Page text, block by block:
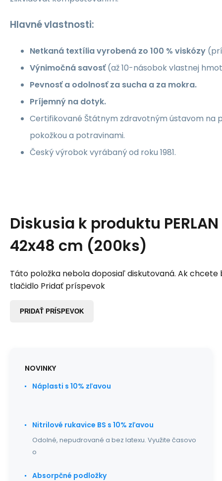
Hlavné vlastnosti:
Netkaná textília vyrobená zo 100 % viskózy
Výnimočná savosť(až 10-násobok vlastnej
Pevnosť a odolnosť za sucha a za mokra.
Príjemný na dotyk.
Certifikované Štátnym zdravotným ústavom na
pokožkou a potravinami.
Český výrobok vyrábaný od roku 1981.
Diskusia k produktu
42x48 cm (200ks)
Táto položka nebola doposiaľ diskutovaná. Ak chcete
tlačidlo Pridať príspevok
PRIDAŤ PRÍSPEVOK
NOVINKY
Náplasti s 10% zľavou
Nitrilové rukavice BS s 10% zľavou
Odolné, nepudrované a bez latexu. Využite časovo
o
Absorpčné podložky